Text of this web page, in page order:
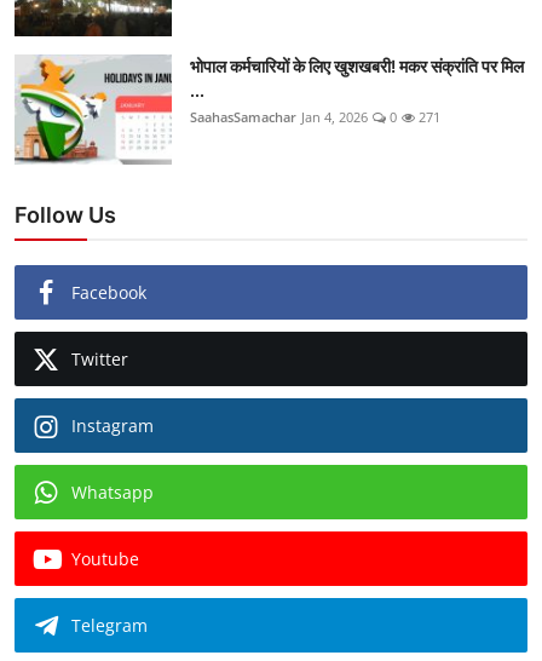
भोपाल कर्मचारियों के लिए खुशखबरी! मकर संक्रांति पर मिल
...
SaahasSamachar Jan 4, 2026 0 271
Follow Us
Facebook
Twitter
Instagram
Whatsapp
Youtube
Telegram